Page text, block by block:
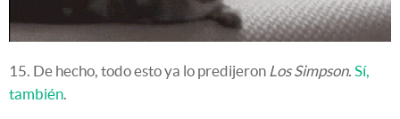
15. De hecho, todo esto ya lo predijeron Los Simpson. Sí,
también.